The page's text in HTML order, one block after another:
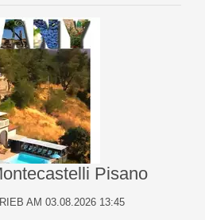
Pisano
AM 03.08.2026 13:45